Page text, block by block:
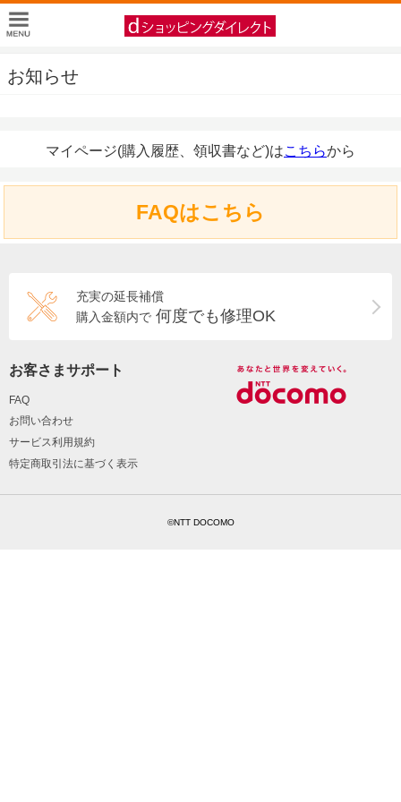
お知らせ
マイページ(購入履歴、領収書など)はこちらから
FAQはこちら
充実の延長補償
購入金額内で 何度でも修理OK
お客さまサポート
FAQ
お問い合わせ
サービス利用規約
特定商取引法に基づく表示
©NTT DOCOMO